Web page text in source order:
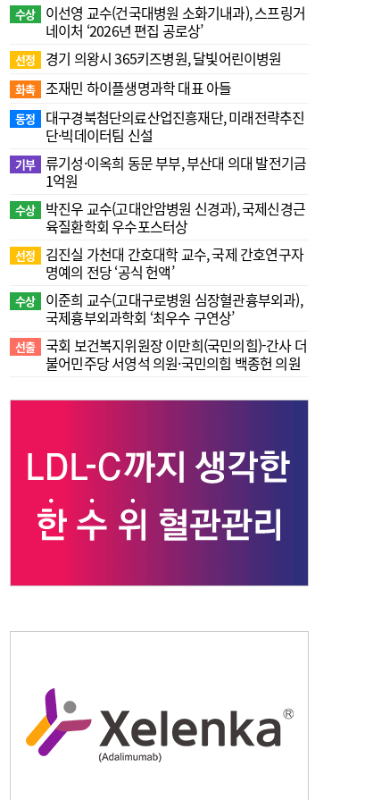
수상
이선영 교수(건국대병원 소화기내과), 스프링거
네이처 ‘2026년 편집 공로상’
선정 경기 의왕시 365키즈병원, 달빛어린이병원
화촉 조재민 하이플생명과학 대표 아들
동정
대구경북첨단의료산업진흥재단, 미래전략추진
단·빅데이터팀 신설
기부 류기성·이옥희 동문 부부, 부산대 의대 발전기금
1억원
수상
박진우 교수(고대안암병원 신경과), 국제신경근
육질환학회 우수포스터상
선정
김진실 가천대 간호대학 교수, 국제 간호연구자
명예의 전당 ‘공식 헌액’
수상
이준희 교수(고대구로병원 심장혈관흉부외과),
국제흉부외과학회 ‘최우수 구연상’
선출 국회 보건복지위원장 이만희(국민의힘)-간사 더
불어민주당 서영석 의원·국민의힘 백종헌 의원